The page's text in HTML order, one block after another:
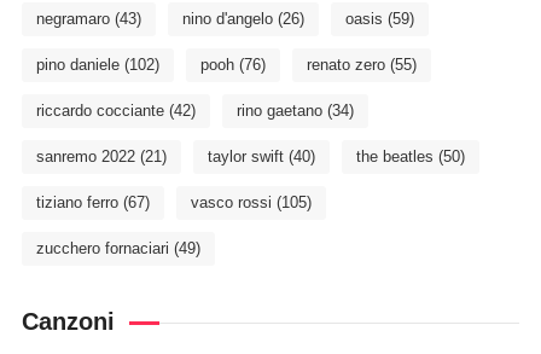
negramaro(43) nino d'angelo(26) oasis (59)
pino daniele(102) pooh(76) renato zero(55)
riccardo cocciante(42) rino gaetano(34)
sanremo 2022(21) taylor swift(40) the beatles (50)
tiziano ferro(67) vasco rossi (105)
zucchero fornaciari (49)
Canzoni